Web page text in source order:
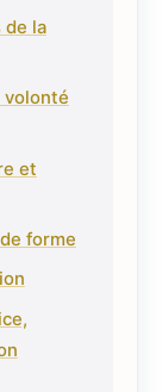
de la
volonté
et
forme